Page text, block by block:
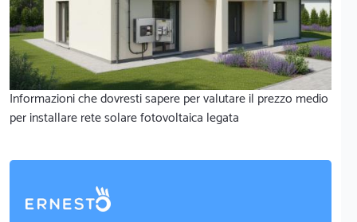
Informazioni che dovresti sapere per valutare il prezzo medio
per installare rete solare fotovoltaica legata